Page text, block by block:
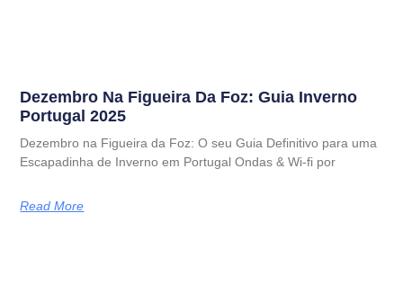
Dezembro Na Figueira Da Foz: Guia Inverno
Portugal 2025
Dezembro na Figueira da Foz: O seu Guia Definitivo para uma
Escapadinha de Inverno em Portugal Ondas & Wi-fi por
Read More